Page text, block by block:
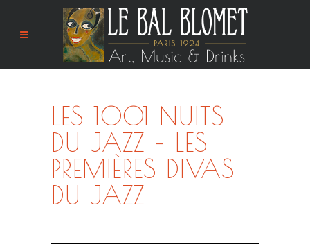
LES 1001 NUITS
DU JAZZ – LES
PREMIÈRES DIVAS
DU JAZZ